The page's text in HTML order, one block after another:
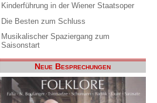
Kinderführung in der Wiener Staatsoper
Die Besten zum Schluss
Musikalischer Spaziergang zum
Saisonstart
Neue Besprechungen